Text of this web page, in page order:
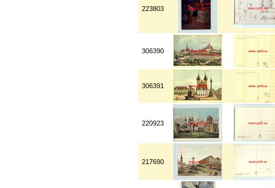
223803
306390
306391
220923
217690